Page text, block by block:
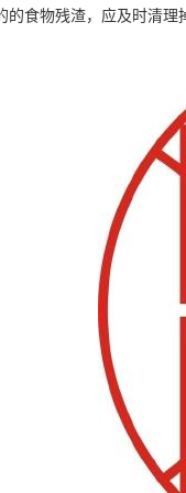
食物残渣，应及时清理